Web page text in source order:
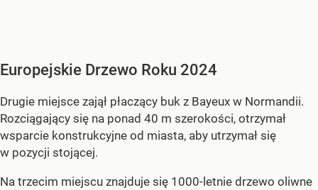
Europejskie Drzewo Roku 2024
Drugie miejsce zajął płaczący buk z Bayeux w Normandii.
Rozciągający się na ponad 40 m szerokości, otrzymał
wsparcie konstrukcyjne od miasta, aby utrzymał się
w pozycji stojącej.
Na trzecim miejscu znajduje się 1000-letnie drzewo oliwne